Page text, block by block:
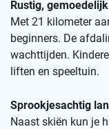
Rustig,
Met 21 kilometer
beginners. De
wachttijden.
liften en speeltuin.
Sprookjesachtig
Naast skiën kun je